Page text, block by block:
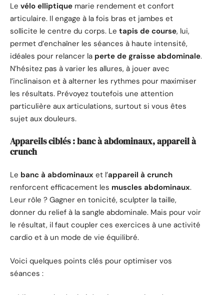
Le vélo elliptique marie rendement et confort
articulaire. Il engage à la fois bras et jambes et
sollicite le centre du corps. Le tapis de course, lui,
permet d’enchaîner les séances à haute intensité,
idéales pour relancer la perte de graisse abdominale.
N’hésitez pas à varier les allures, à jouer avec
l’inclinaison et à alterner les rythmes pour maximiser
les résultats. Prévoyez toutefois une attention
particulière aux articulations, surtout si vous êtes
sujet aux douleurs.
Appareils ciblés : banc à abdominaux, appareil à
crunch
Le banc à abdominaux et l’appareil à crunch
renforcent efficacement les muscles abdominaux.
Leur rôle ? Gagner en tonicité, sculpter la taille,
donner du relief à la sangle abdominale. Mais pour voir
le résultat, il faut coupler ces exercices à une activité
cardio et à un mode de vie équilibré.
Voici quelques points clés pour optimiser vos
séances :